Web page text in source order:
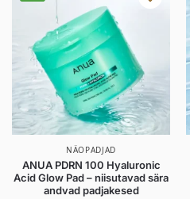
NÄOPADJAD
ANUA PDRN 100 Hyaluronic
Acid Glow Pad – niisutavad sära
andvad padjakesed